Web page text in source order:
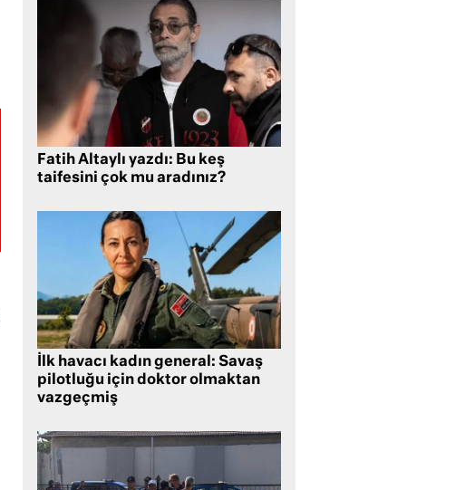
Fatih Altaylı yazdı: Bu keş
taifesini çok mu aradınız?
İlk havacı kadın general: Savaş
pilotluğu için doktor olmaktan
vazgeçmiş